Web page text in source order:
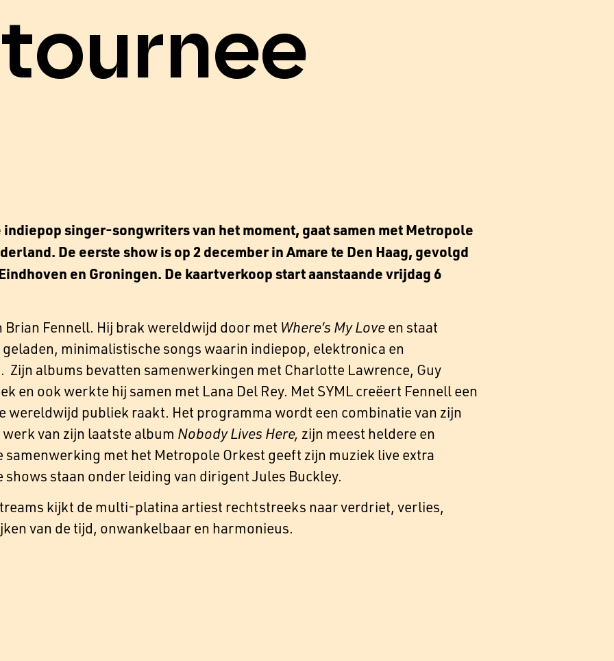
tournee
indiepop singer-songwriters van het moment, gaat samen met Metropole
De eerste show is op 2 december in Amare te Den Haag, gevolgd
en Groningen. De kaartverkoop start aanstaande vrijdag 6
Brian Fennell. Hij brak wereldwijd door met Where’s My Loveen staat
minimalistische songs waarin indiepop, elektronica en
Zijn albums bevatten samenwerkingen met Charlotte Lawrence, Guy
en ook werkte hij samen met Lana Del Rey. Met SYML creëert Fennell een
wereldwijd publiek raakt. Het programma wordt een combinatie van zijn
van zijn laatste album Nobody Lives Here, zijn meest heldere en
samenwerking met het Metropole Orkest geeft zijn muziek live extra
staan onder leiding van dirigent Jules Buckley.
kijkt de multi-platina artiest rechtstreeks naar verdriet, verlies,
van de tijd, onwankelbaar en harmonieus.